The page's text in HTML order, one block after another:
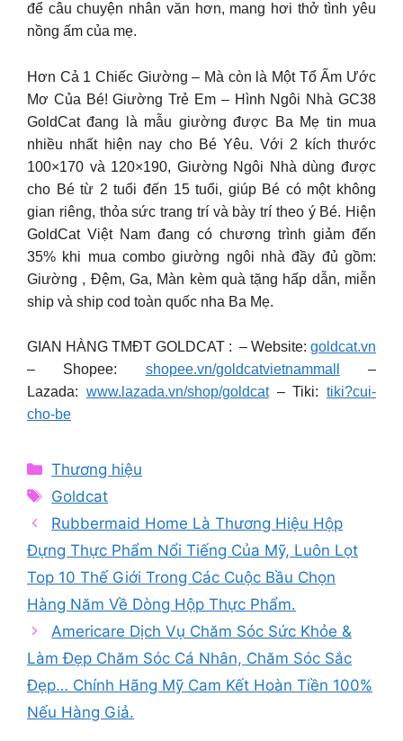
để câu chuyện nhân văn hơn, mang hơi thở tình yêu
nồng ấm của mẹ.
Hơn Cả 1 Chiếc Giường – Mà còn là Một Tổ Ấm Ước
Mơ Của Bé! Giường Trẻ Em – Hình Ngôi Nhà GC38
GoldCat đang là mẫu giường được Ba Mẹ tin mua
nhiều nhất hiện nay cho Bé Yêu. Với 2 kích thước
100×170 và 120×190, Giường Ngôi Nhà dùng được
cho Bé từ 2 tuổi đến 15 tuổi, giúp Bé có một không
gian riêng, thỏa sức trang trí và bày trí theo ý Bé. Hiện
GoldCat Việt Nam đang có chương trình giảm đến
35% khi mua combo giường ngôi nhà đầy đủ gồm:
Giường , Đệm, Ga, Màn kèm quà tặng hấp dẫn, miễn
ship và ship cod toàn quốc nha Ba Mẹ.
GIAN HÀNG TMĐT GOLDCAT : – Website: goldcat.vn
– Shopee: shopee.vn/goldcatvietnammall
–
Lazada: www.lazada.vn/shop/goldcat– Tiki: tiki?cui-
cho-be
Categories
Thương hiệu
Tags
Goldcat
Rubbermaid Home Là Thương Hiệu Hộp
Đựng Thực Phẩm Nổi Tiếng Của Mỹ, Luôn Lọt
Top 10 Thế Giới Trong Các Cuộc Bầu Chọn
Hàng Năm Về Dòng Hộp Thực Phẩm.
Americare Dịch Vụ Chăm Sóc Sức Khỏe &
Làm Đẹp Chăm Sóc Cá Nhân, Chăm Sóc Sắc
Đẹp… Chính Hãng Mỹ Cam Kết Hoàn Tiền 100%
Nếu Hàng Giả.